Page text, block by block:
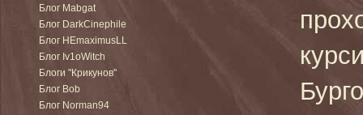
Блог Mabgat
Блог DarkCinephile
Блог HEmaximusLL
Блог Iv1oWitch
Блоги "Крикунов"
Блог Bob
Блог Norman94